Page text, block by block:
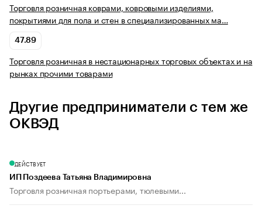
Торговля розничная коврами, ковровыми изделиями,
покрытиями для пола и стен в специализированных ма…
47.89
Торговля розничная в нестационарных торговых объектах и на
рынках прочими товарами
Другие предприниматели с тем же
ОКВЭД
ДЕЙСТВУЕТ
ИП Поздеева Татьяна Владимировна
Торговля розничная портьерами, тюлевыми...